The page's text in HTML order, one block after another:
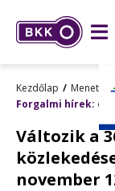
Kezdőlap
Forgalmi hírek:
Változik a
november